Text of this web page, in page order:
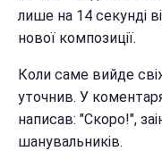
лише на 14 секунді
нової композиції.
Коли саме вийде
уточнив. У
написав: "Скоро!",
шанувальників.